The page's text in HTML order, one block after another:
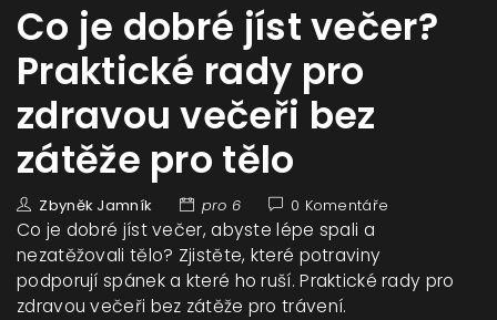
Co je dobré jíst večer?
Praktické rady pro
zdravou večeři bez
zátěže pro tělo
Zbyněk Jamník pro 6 0 Komentáře
Co je dobré jíst večer, abyste lépe spali a
nezatěžovali tělo? Zjistěte, které potraviny
podporují spánek a které ho ruší. Praktické rady pro
zdravou večeři bez zátěže pro trávení.